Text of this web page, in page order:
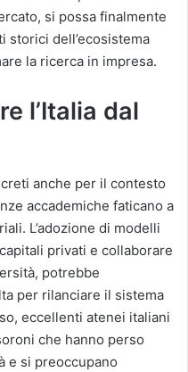
si possa finalmente
storici dell’ecosistema
la ricerca in impresa.
l’Italia dal
anche per il contesto
accademiche faticano a
L’adozione di modelli
privati e collaborare
potrebbe
per rilanciare il sistema
eccellenti atenei italiani
che hanno perso
e si preoccupano